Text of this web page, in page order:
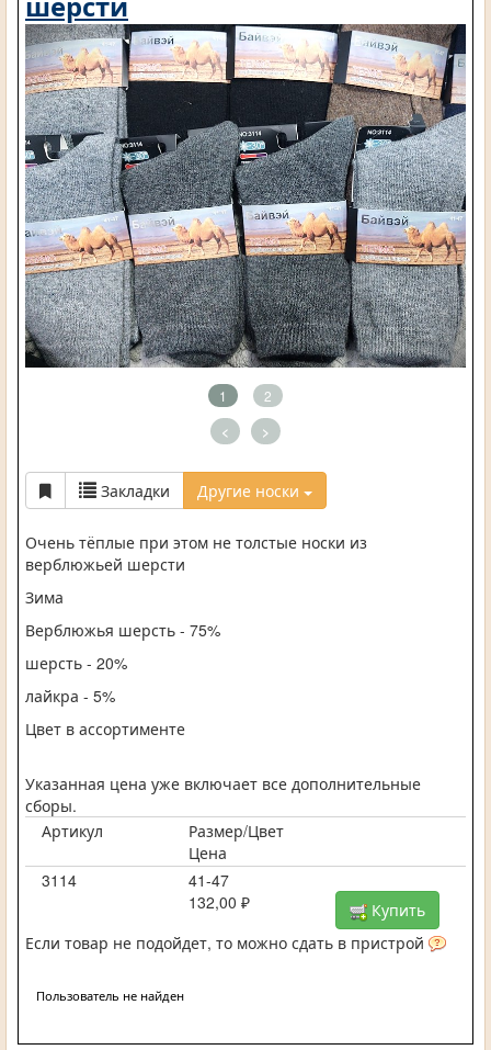
1 2
< >
Закладки Другие носки
Очень тёплые при этом не толстые носки из
верблюжьей шерсти
Зима
Верблюжья шерсть - 75%
шерсть - 20%
лайкра - 5%
Цвет в ассортименте
Указанная цена уже включает все дополнительные
сборы.
Артикул
Размер/Цвет
Цена
3114
41-47
132,00 ₽
Купить
Если товар не подойдет, то можно сдать в пристрой
Пользователь не найден